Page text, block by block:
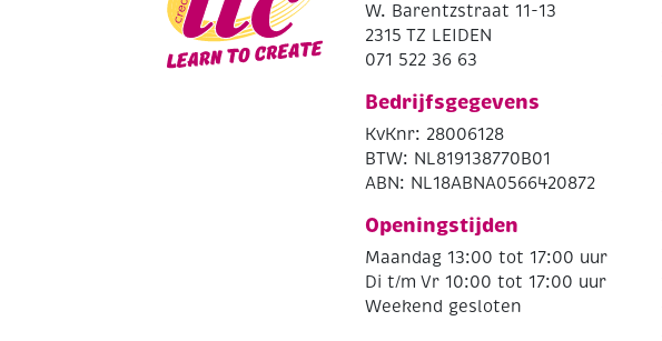
W. Barentzstraat 11-13
2315 TZ LEIDEN
071 522 36 63
Bedrijfsgegevens
KvKnr: 28006128
BTW: NL819138770B01
ABN: NL18ABNA0566420872
Openingstijden
Maandag 13:00 tot 17:00 uur
Di t/m Vr 10:00 tot 17:00 uur
Weekend gesloten